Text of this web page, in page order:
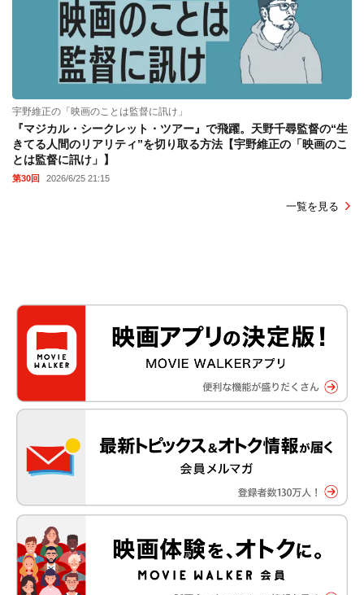
宇野維正の「映画のことは監督に訊け」
『マジカル・シークレット・ツアー』で飛躍。天野千尋監督の“生
きてる人間のリアリティ”を切り取る方法【宇野維正の「映画のこ
とは監督に訊け」】
第30回 2026/6/25 21:15
一覧を見る